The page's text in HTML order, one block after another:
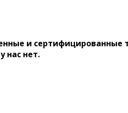
и сертифицированные
нас нет.